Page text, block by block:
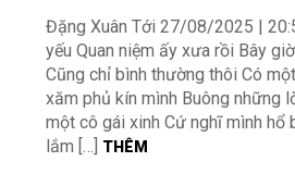
Đặng Xuân Tới 27/08/2025 |
yếu Quan niệm ấy xưa rồi Bây
Cũng chỉ bình thường thôi Có
xăm phủ kín mình Buông những
một cô gái xinh Cứ nghĩ mình hổ
lắm […] THÊM